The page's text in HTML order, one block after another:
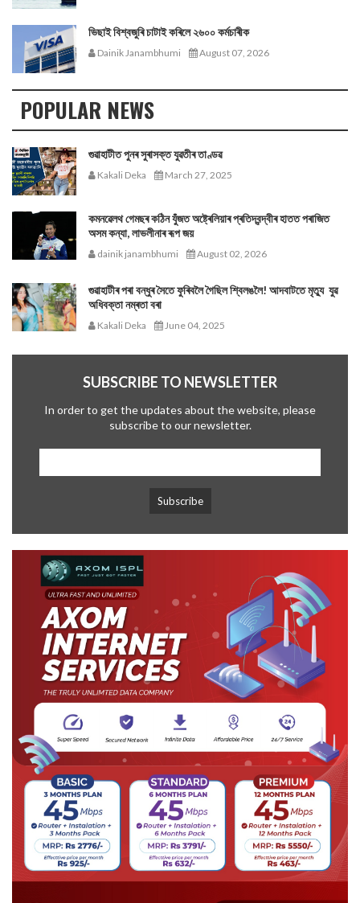
ভিছাই বিশ্বজুৰি চাটাই কৰিলে ২৬০০ কৰ্মচাৰীক
Dainik Janambhumi August 07, 2026
POPULAR NEWS
গুৱাহাটীত পুনৰ সুৰাসক্ত যুৱতীৰ তাণ্ডৱ
Kakali Deka March 27, 2025
কমনৱেলথ গেমছৰ কঠিন যুঁজত অষ্ট্ৰেলিয়াৰ প্ৰতিদ্বন্দ্বীৰ হাতত পৰাজিত
অসম কন্যা, লাভলীনাৰ ৰূপ জয়
dainik janambhumi August 02, 2026
গুৱাহাটীৰ পৰা বন্ধুৰ সৈতে ফুৰিবলৈ গৈছিল শ্বিলঙলৈ! আদবাটতে মৃত্যু যুৱ
অধিবক্তা নম্ৰতা বৰা
Kakali Deka June 04, 2025
SUBSCRIBE TO NEWSLETTER
In order to get the updates about the website, please
subscribe to our newsletter.